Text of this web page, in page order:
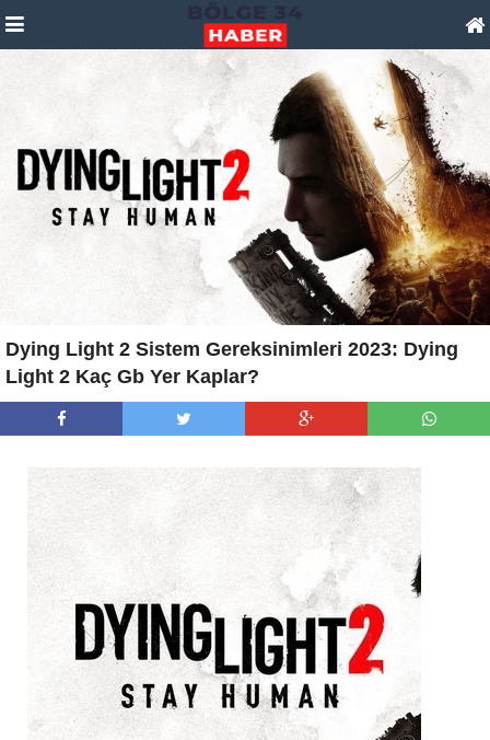
Dying Light 2 Sistem Gereksinimleri 2023: Dying
Light 2 Kaç Gb Yer Kaplar?